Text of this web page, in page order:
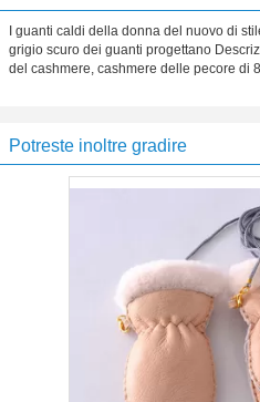
I guanti caldi della donna del nuovo di
grigio scuro dei guanti progettano
del cashmere, cashmere delle pecore di
Potreste inoltre gradire